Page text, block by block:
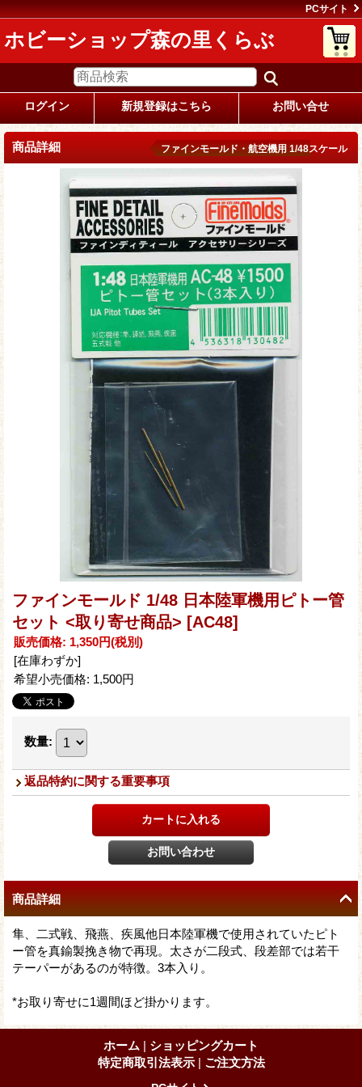
PCサイト
ホビーショップ森の里くらぶ
ログイン 新規登録はこちら お問い合せ
商品詳細 ファインモールド・航空機用 1/48スケール
ファインモールド 1/48 日本陸軍機用ピトー管
セット <取り寄せ商品> [AC48]
販売価格: 1,350円(税別)
[在庫わずか]
希望小売価格: 1,500円
数量:
返品特約に関する重要事項
商品詳細
隼、二式戦、飛燕、疾風他日本陸軍機で使用されていたピト
ー管を真鍮製挽き物で再現。太さが二段式、段差部では若干
テーパーがあるのが特徴。3本入り。
*お取り寄せに1週間ほど掛かります。
ホーム
ショッピングカート
特定商取引法表示
ご注文方法